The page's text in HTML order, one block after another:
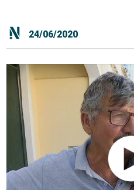
24/06/2020